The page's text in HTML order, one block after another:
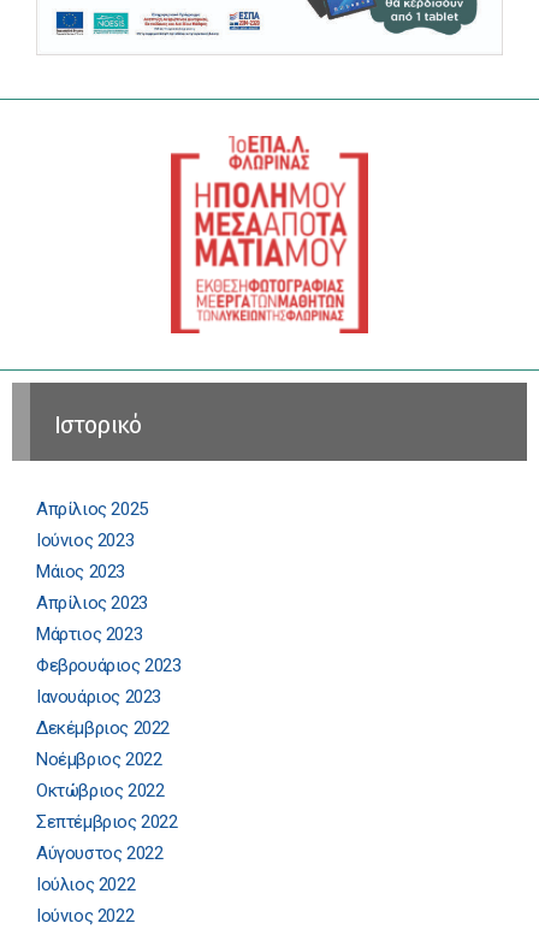
Ιστορικό
Απρίλιος 2025
Ιούνιος 2023
Μάιος 2023
Απρίλιος 2023
Μάρτιος 2023
Φεβρουάριος 2023
Ιανουάριος 2023
Δεκέμβριος 2022
Νοέμβριος 2022
Οκτώβριος 2022
Σεπτέμβριος 2022
Αύγουστος 2022
Ιούλιος 2022
Ιούνιος 2022